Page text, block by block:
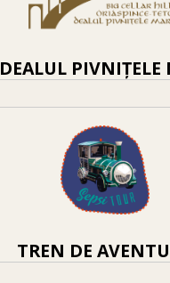
DEALUL PIVNIȚELE
TREN DE